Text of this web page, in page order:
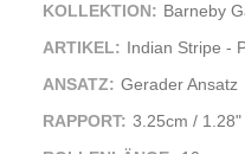
KOLLEKTION: Barneby
ARTIKEL: Indian Stripe -
ANSATZ: Gerader Ansatz
RAPPORT: 3.25cm / 1.28"